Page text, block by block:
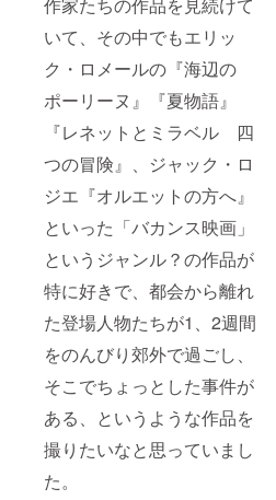
いて、その中でもエリッ
ク・ロメールの『海辺の
ポーリーヌ』『夏物語』
『レネットとミラベル 四
つの冒険』、ジャック・ロ
ジエ『オルエットの方へ』
といった「バカンス映画」
というジャンル？の作品が
特に好きで、都会から離れ
た登場人物たちが1、2週間
をのんびり郊外で過ごし、
そこでちょっとした事件が
ある、というような作品を
撮りたいなと思っていまし
た。